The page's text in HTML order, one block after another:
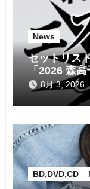
ン
News
セットリス
「2026 森
tour」
8月 3, 2026
BD,DVD,CD